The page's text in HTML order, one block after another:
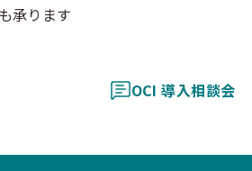
承ります
OCI 導入相談会